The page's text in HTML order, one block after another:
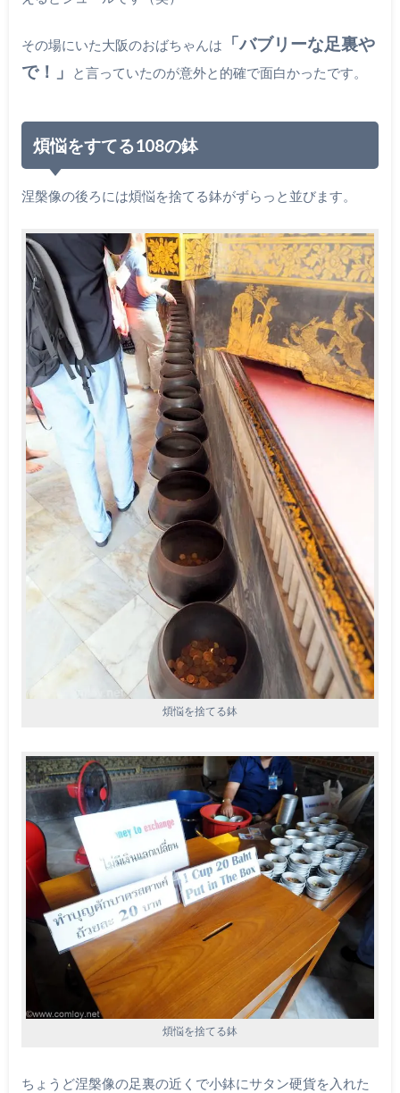
その場にいた大阪のおばちゃんは
「バブリーな足裏や
で！」
と言っていたのが意外と的確で面白かったです。
煩悩をすてる108の鉢
涅槃像の後ろには煩悩を捨てる鉢がずらっと並びます。
煩悩を捨てる鉢
煩悩を捨てる鉢
ちょうど涅槃像の足裏の近くで小鉢にサタン硬貨を入れた